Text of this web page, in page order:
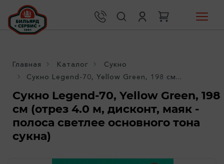
Главная Каталог
Сукно
Сукно Legend-70, Yellow Green, 198 см...
Сукно Legend-70, Yellow Green, 198
см (отрез 4.0 м, дисконт, маяк -
полоса светлее основного тона
сукна)